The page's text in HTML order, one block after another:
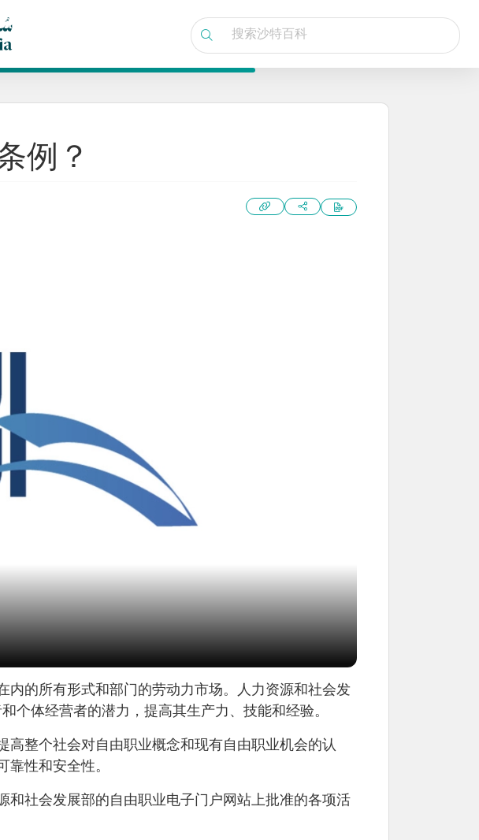
例？
的所有形式和部门的劳动力市场。人力资源和社会发
个体经营者的潜力，提高其生产力、技能和经验。
整个社会对自由职业概念和现有自由职业机会的认
性和安全性。
社会发展部的自由职业电子门户网站上批准的各项活